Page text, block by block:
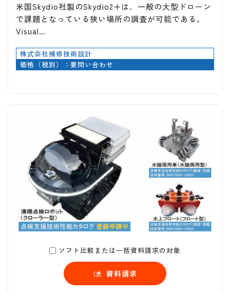
米国Skydio社製のSkydio2+は、一般の大型ドローン
で課題となっている狭い場所の調査が可能である。
Visual…
株式会社補修技術設計
価格（税別）：要問い合わせ
ソフト比較または一括資料請求の対象
資料請求